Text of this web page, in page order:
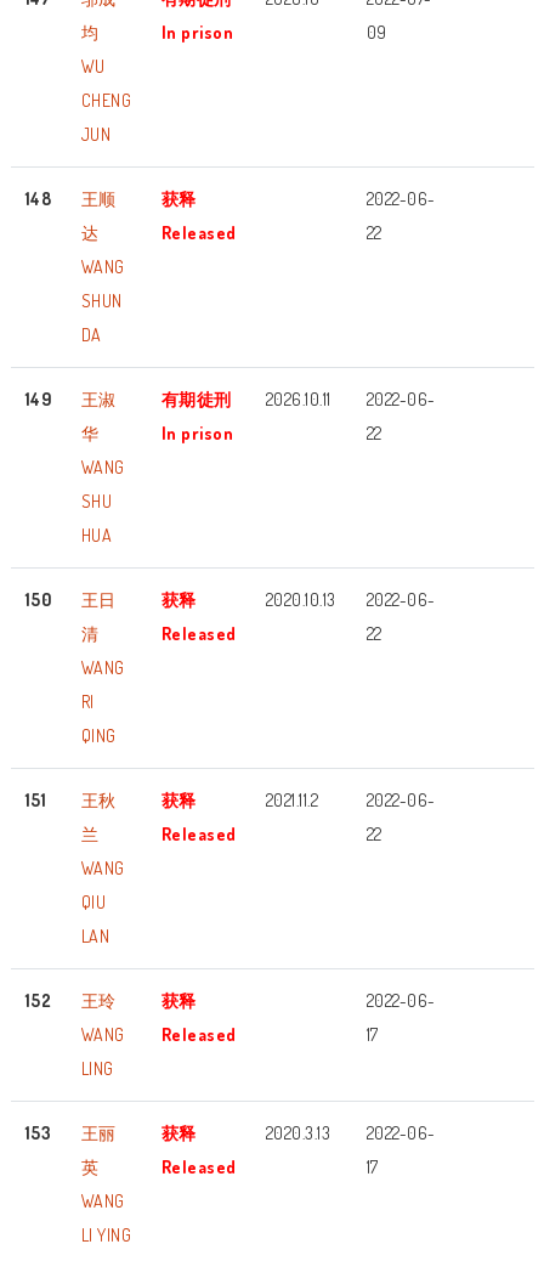
均
WU
CHENG
JUN
In prison
09
148
王顺
达
WANG
SHUN
DA
获释
Released
2022-06-
22
149
王淑
华
WANG
SHU
HUA
有期徒刑
In prison
2026.10.11
2022-06-
22
150
王日
清
WANG
RI
QING
获释
Released
2020.10.13
2022-06-
22
151
王秋
兰
WANG
QIU
LAN
获释
Released
2021.11.2
2022-06-
22
152
王玲
WANG
LING
获释
Released
2022-06-
17
153
王丽
英
WANG
LI YING
获释
Released
2020.3.13
2022-06-
17